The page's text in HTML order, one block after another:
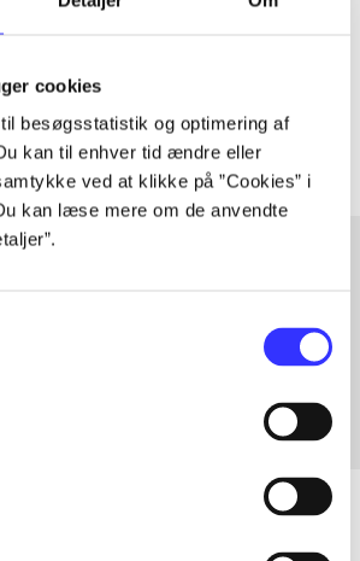
cookies
besøgsstatistik og optimering af
kan til enhver tid ændre eller
ved at klikke på ”Cookies” i
kan læse mere om de anvendte
dolor sit amet ...
ofte om